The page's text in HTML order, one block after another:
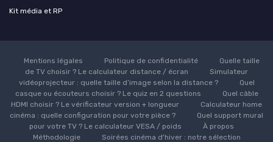
Kit média et RP
Mentions légales Politique de confidentialité
Quelle taille
de TV choisir ? Le calculateur distance / écran
Simulateur
vidéoprojecteur : quelle taille d’image selon la distance ?
Quel
casque ou écouteurs choisir ? Le quiz en 2 questions
Quel câble
HDMI choisir ? Le vérificateur version + longueur
Calculateur home
cinéma : quelle configuration pour votre pièce ?
Quel support mural
pour votre TV ? Le calculateur VESA / poids
À propos
Méthodologie
Soirées cinéma d'hiver : notre sélection